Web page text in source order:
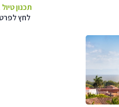
תכנון
לחץ